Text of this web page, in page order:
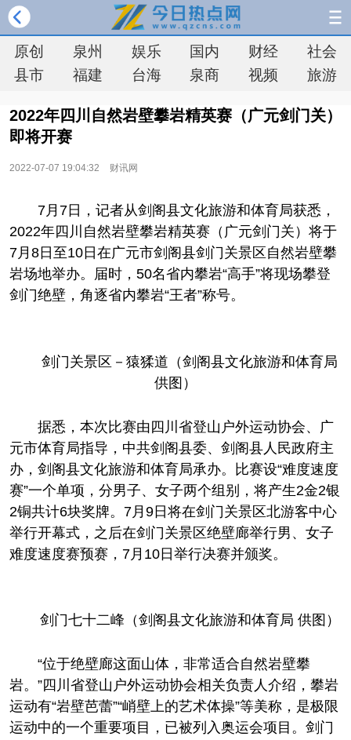
原创 泉州 娱乐 国内 财经
社会
县市
福建 台海 泉商 视频 旅游
2022年四川自然岩壁攀岩精英赛（广元剑门关）
即将开赛
2022-07-07 19:04:32 财讯网
7月7日，记者从剑阁县文化旅游和体育局获悉，
2022年四川自然岩壁攀岩精英赛（广元剑门关）将于
7月8日至10日在广元市剑阁县剑门关景区自然岩壁攀
岩场地举办。届时，50名省内攀岩“高手”将现场攀登
剑门绝壁，角逐省内攀岩“王者”称号。
剑门关景区－猿猱道（剑阁县文化旅游和体育局
供图）
据悉，本次比赛由四川省登山户外运动协会、广
元市体育局指导， 中共剑阁县委、剑阁县人民政府主
办，剑阁县文化旅游和体育局承办。比赛设“难度速度
赛”一个单项，分男子、女子两个组别，将产生2金2银
2铜共计6块奖牌。7月9日将在剑门关景区北游客中心
举行开幕式，之后在剑门关景区绝壁廊举行男、女子
难度速度赛预赛，7月10日举行决赛并颁奖。
剑门七十二峰（剑阁县文化旅游和体育局 供图）
“位于绝壁廊这面山体，非常适合自然岩壁攀
岩。”四川省登山户外运动协会相关负责人介绍，攀岩
运动有“岩壁芭蕾”“峭壁上的艺术体操”等美称，是极限
运动中的一个重要项目，已被列入奥运会项目。剑门